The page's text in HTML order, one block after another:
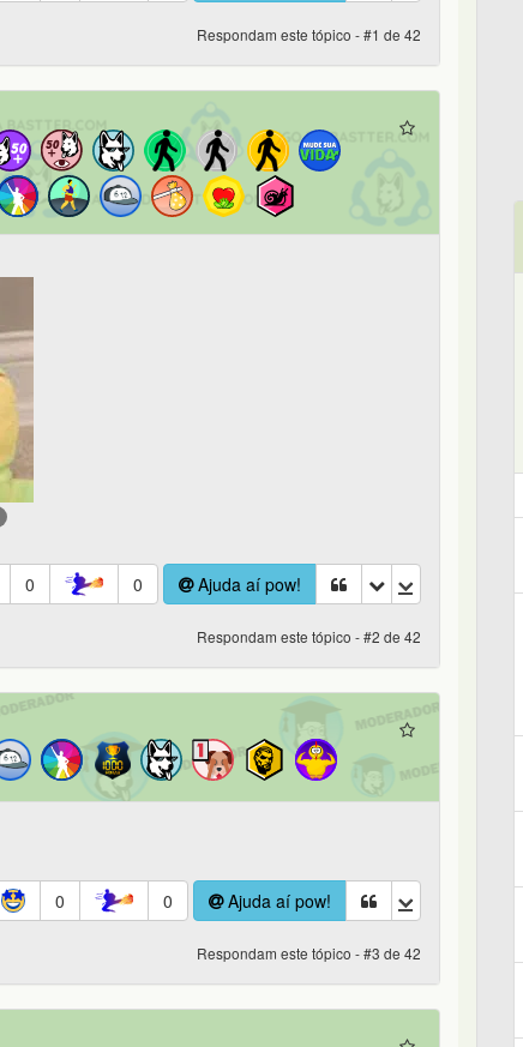
Respondam este tópico - #1 de 42
0 0 Ajuda aí pow!
Respondam este tópico - #2 de 42
0 0 Ajuda aí pow!
Respondam este tópico - #3 de 42